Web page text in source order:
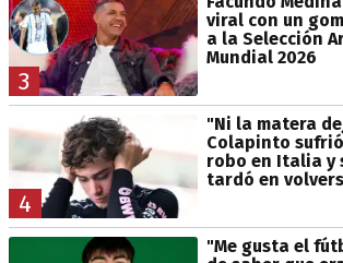
3
viral con un
a la Selección
Mundial 2026
4
"Ni la matera
Colapinto
robo en Italia y
tardó en
"Me gusta el